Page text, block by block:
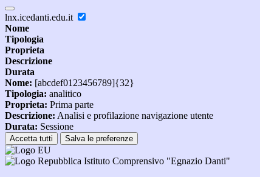
lnx.icedanti.edu.it
Nome
Tipologia
Proprieta
Descrizione
Durata
Nome: [abcdef0123456789]{32}
Tipologia: analitico
Proprieta: Prima parte
Descrizione: Analisi e profilazione navigazione utente
Durata: Sessione
Accetta tutti Salva le preferenze
Istituto Comprensivo "Egnazio Danti"